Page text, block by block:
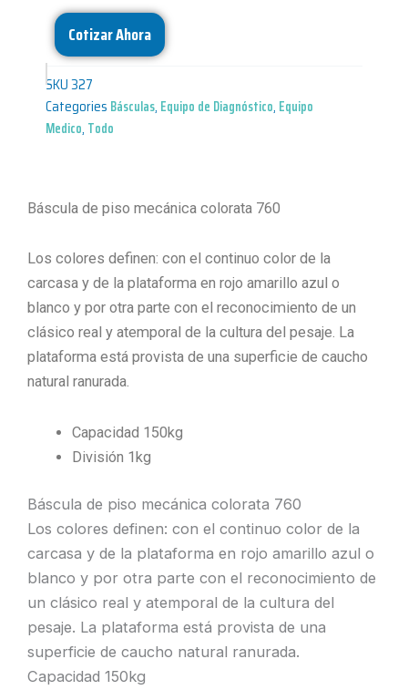
Cotizar Ahora
SKU327
Categories Básculas, Equipo de Diagnóstico, Equipo
Medico, Todo
Báscula de piso mecánica colorata 760
Los colores definen: con el continuo color de la
carcasa y de la plataforma en rojo amarillo azul o
blanco y por otra parte con el reconocimiento de un
clásico real y atemporal de la cultura del pesaje. La
plataforma está provista de una superficie de caucho
natural ranurada.
Capacidad 150kg
División 1kg
Báscula de piso mecánica colorata 760
Los colores definen: con el continuo color de la
carcasa y de la plataforma en rojo amarillo azul o
blanco y por otra parte con el reconocimiento de
un clásico real y atemporal de la cultura del
pesaje. La plataforma está provista de una
superficie de caucho natural ranurada.
Capacidad 150kg